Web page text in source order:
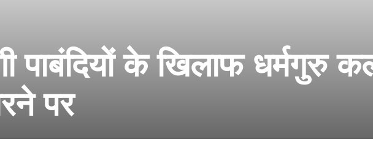
पाबंदियों के खिलाफ धर्मगुरु
पर